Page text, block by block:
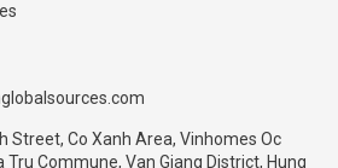
Street, Co Xanh Area, Vinhomes Oc
Tru Commune, Van Giang District, Hung